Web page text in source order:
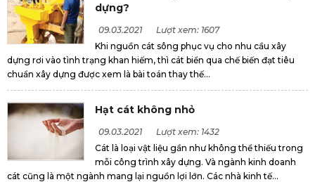
dựng?
09.03.2021
Lượt xem: 1607
Khi nguồn cát sông phục vụ cho nhu cầu xây
dựng rơi vào tình trạng khan hiếm, thì cát biển qua chế biến đạt tiêu
chuẩn xây dựng được xem là bài toán thay thế...
Hạt cát không nhỏ
09.03.2021
Lượt xem: 1432
Cát là loại vật liệu gần như không thể thiếu trong
mỗi công trình xây dựng. Và ngành kinh doanh
cát cũng là một ngành mang lại nguồn lợi lớn. Các nhà kinh tế...